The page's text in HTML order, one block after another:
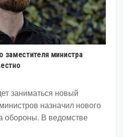
заместителя министра
заниматься новый
назначил нового
обороны. В ведомстве